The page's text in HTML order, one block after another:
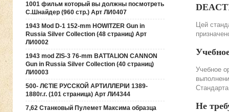
1001 фильм который вы должны посмотреть
С.Шнайдер (960 стр.) Арт ЛИ0407
1943 Mod D-1 152-mm HOWITZER Gun in
Russia Silver Collection (48 страниц) Арт
ЛИ0002
1943 mod ZIS-3 76-mm BATTALION CANNON
Gun in Russia Silver Collection (40 страниц)
ЛИ0003
500- ЛЄТІЕ РУССКОЙ АРТИЛЛЕРІИ 1389-
1880г.г. (101 страница) Арт ЛИ4344
7,62 Станковый Пулемет Максима образца
Цей
Учебное
Не